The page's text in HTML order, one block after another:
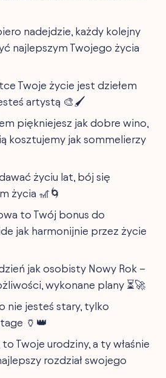
nadejdzie, każdy kolejny
najlepszym Twojego życia
Twoje życie jest dziełem
artystą 🎨🖌️
piękniejesz jak dobre wino,
kosztujemy jak sommelierzy
życiu lat, bój się
życia 🎢🌀
to Twój bonus do
jak harmonijnie przez życie
jak osobisty Nowy Rok –
wykonane plany ⏳🚀
nie jesteś stary, tylko
🏺👑
to Twoje urodziny, a ty właśnie
rozdział swojego